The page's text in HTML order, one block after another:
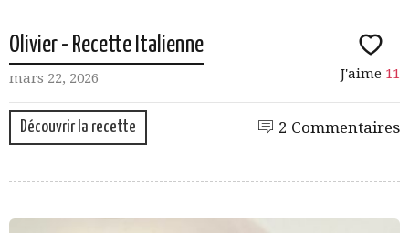
Olivier - Recette Italienne
mars 22, 2026 J'aime 11
Découvrir la recette 2 Commentaires